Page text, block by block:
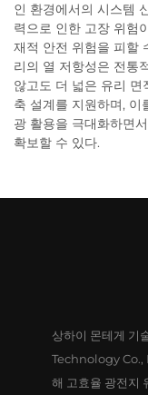
인 환경에서의 시스템
력으로 인한 고장 위험
재적 안전 위험을 피할
리의 열 저항성은 전통
않고도 더 넓은 유리
축 설계를 지원하며, 이
광 활용을 극대화하면
확보할 수 있다.
상하이 몬테게
Technology Co.,
해 고효율 광전지